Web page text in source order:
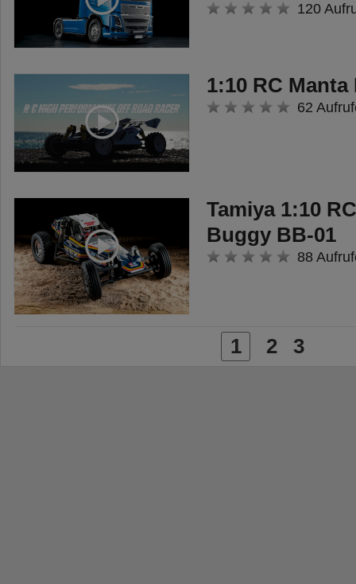
120
1:10 RC Manta
62
Tamiya 1:10
Buggy BB-01
88
1 2 3